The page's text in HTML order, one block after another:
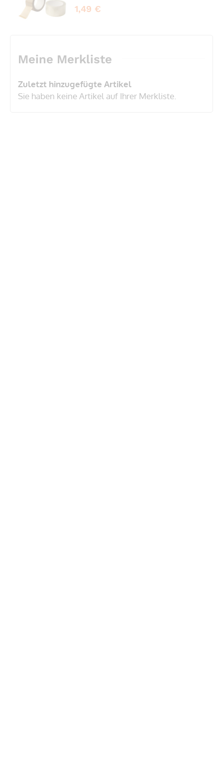
1,49 €
Meine Merkliste
Zuletzt hinzugefügte Artikel
Sie haben keine Artikel auf Ihrer Merkliste.